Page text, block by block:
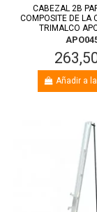
CABEZAL 2B
COMPOSITE DE LA
TRIMALCO
Añadir a